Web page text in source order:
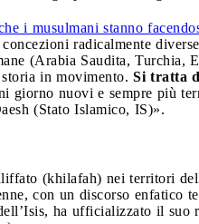
i musulmani stanno
radicalmente
(Arabia Saudita, Turchia,
in movimento. Si tratta
giorno nuovi e sempre più
(Stato Islamico, IS)».
(khilafah) nei territori
con un discorso enfatico
ha ufficializzato il